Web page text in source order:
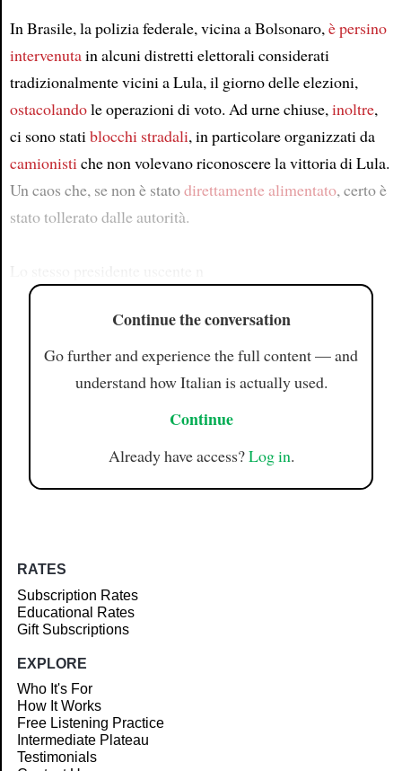
In Brasile, la polizia federale, vicina a Bolsonaro,è persino
intervenutain alcuni distretti elettorali considerati
tradizionalmente vicini a Lula, il giorno delle elezioni,
ostacolandole operazioni di voto. Ad urne chiuse,inoltre,
ci sono statiblocchi stradali, in particolare organizzati da
camionistiche non volevano riconoscere la vittoria di Lula.
Un caos che, se non è statodirettamente alimentato, certo è
stato tollerato dalle autorità.
Continue the conversation
Go further and experience the full content — and
understand how Italian is actually used.
Continue
Already have access?Log in.
RATES
Subscription Rates
Educational Rates
Gift Subscriptions
EXPLORE
Who It's For
How It Works
Free Listening Practice
Intermediate Plateau
Testimonials